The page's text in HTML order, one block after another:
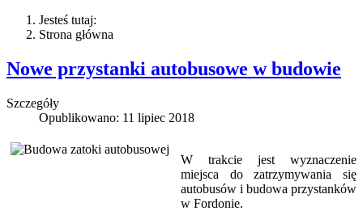
Jesteś tutaj:
Strona główna
Nowe przystanki autobusowe w budowie
Szczegóły
Opublikowano: 11 lipiec 2018
W trakcie jest wyznaczenie
miejsca do zatrzymywania się
autobusów i budowa przystanków
w Fordonie.